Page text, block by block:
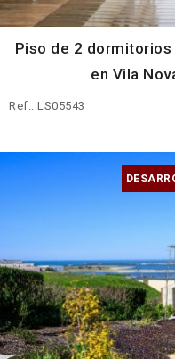
Piso de 2 dormitorios
en Vila
Ref.: LS05543